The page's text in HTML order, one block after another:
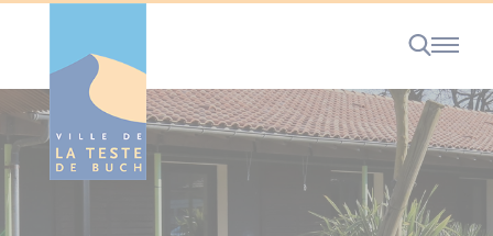
Cookies management panel